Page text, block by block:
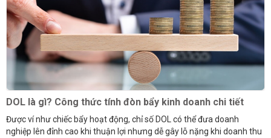
DOL là gì? Công thức tính đòn bẩy kinh doanh chi tiết
Được ví như chiếc bẩy hoạt động, chỉ số DOL có thể đưa doanh
nghiệp lên đỉnh cao khi thuận lợi nhưng dễ gây lỗ nặng khi doanh thu